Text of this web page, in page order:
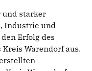
und starker
Industrie und
Erfolg des
Warendorf aus.